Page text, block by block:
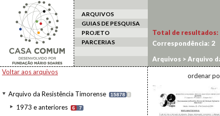
ARQUIVOS
GUIAS DE PESQUISA
PROJETO
PARCERIAS
Voltar aos arquivos
Arquivo da Resistência Timorense 15878 I
1973 e anteriores 6 7
Total de resultados:
Correspondência: 2
Arquivos >Arquivo
ordenar